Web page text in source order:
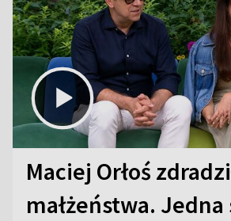
Maciej Orłoś
małżeństwa.